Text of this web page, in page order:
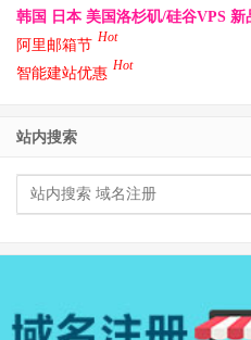
韩国 日本 美国洛杉矶/硅谷VPS 新
阿里邮箱节 Hot
智能建站优惠 Hot
站内搜索